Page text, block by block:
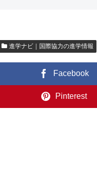
進学ナビ｜国際協力の進学情報
Facebook
Pinterest